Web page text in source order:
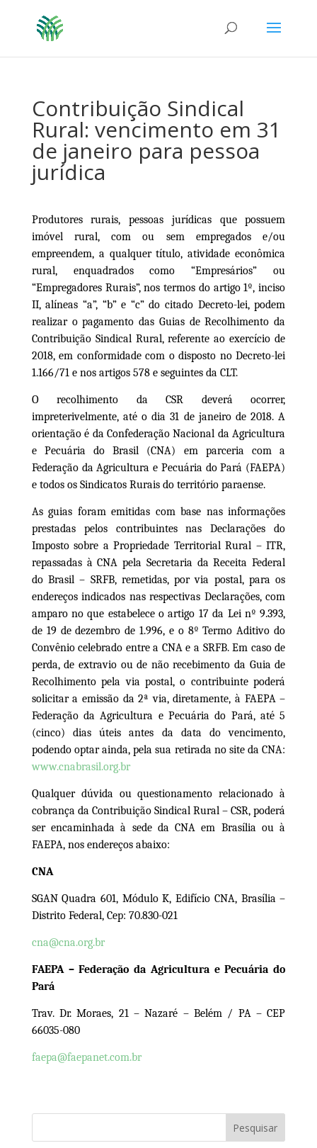
Contribuição Sindical
Rural: vencimento em 31
de janeiro para pessoa
jurídica
Produtores rurais, pessoas jurídicas que possuem
imóvel rural, com ou sem empregados e/ou
empreendem, a qualquer título, atividade econômica
rural, enquadrados como “Empresários” ou
“Empregadores Rurais”, nos termos do artigo 1º, inciso
II, alíneas “a”, “b” e “c” do citado Decreto-lei, podem
realizar o pagamento das Guias de Recolhimento da
Contribuição Sindical Rural, referente ao exercício de
2018, em conformidade com o disposto no Decreto-lei
1.166/71 e nos artigos 578 e seguintes da CLT.
O recolhimento da CSR deverá ocorrer,
impreterivelmente, até o dia 31 de janeiro de 2018. A
orientação é da Confederação Nacional da Agricultura
e Pecuária do Brasil (CNA) em parceria com a
Federação da Agricultura e Pecuária doPará (FAEPA)
e todos os Sindicatos Rurais do território paraense.
As guias foram emitidas com base nas informações
prestadas pelos contribuintes nas Declarações do
Imposto sobre a Propriedade Territorial Rural – ITR,
repassadas à CNA pela Secretaria da Receita Federal
do Brasil – SRFB, remetidas, por via postal, para os
endereços indicados nas respectivas Declarações, com
amparo no que estabelece o artigo 17 da Lei nº 9.393,
de 19 de dezembro de 1.996, e o 8º Termo Aditivo do
Convênio celebrado entre a CNA e a SRFB. Em caso de
perda, de extravio ou de não recebimento da Guia de
Recolhimento pela via postal, o contribuinte poderá
solicitar a emissão da 2ª via, diretamente, à FAEPA–
Federação da Agricultura ePecuáriado Pará, até 5
(cinco) dias úteis antes da data do vencimento,
podendo optar ainda, pela sua retirada no site da CNA:
www.cnabrasil.org.br
Qualquer dúvida ou questionamento relacionado à
cobrança da Contribuição Sindical Rural – CSR, poderá
ser encaminhada à sede da CNA em Brasília ou à
FAEPA, nos endereços abaixo:
CNA
SGAN Quadra 601, Módulo K, Edifício CNA, Brasília –
Distrito Federal, Cep: 70.830-021
cna@cna.org.br
FAEPA – Federação da Agricultura ePecuáriado
Pará
Trav. Dr. Moraes, 21 – Nazaré – Belém / PA – CEP
66035-080
faepa@faepanet.com.br
Pesquisar